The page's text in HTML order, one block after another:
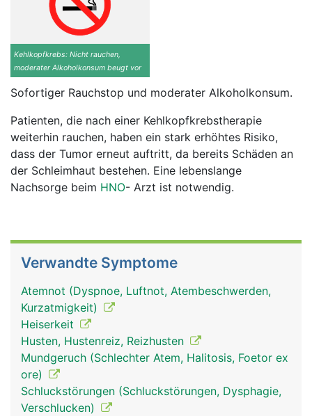
Kehlkopfkrebs: Nicht rauchen,
moderater Alkoholkonsum beugt vor
Sofortiger Rauchstop und moderater Alkoholkonsum.
Patienten, die nach einer Kehlkopfkrebstherapie
weiterhin rauchen, haben ein stark erhöhtes Risiko,
dass der Tumor erneut auftritt, da bereits Schäden an
der Schleimhaut bestehen. Eine lebenslange
Nachsorge beim HNO- Arzt ist notwendig.
Verwandte Symptome
Atemnot (Dyspnoe, Luftnot, Atembeschwerden,
Kurzatmigkeit)
Heiserkeit
Husten, Hustenreiz, Reizhusten
Mundgeruch (Schlechter Atem, Halitosis, Foetor ex
ore)
Schluckstörungen (Schluckstörungen, Dysphagie,
Verschlucken)